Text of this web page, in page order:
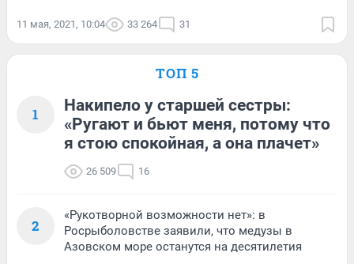
11 мая, 2021, 10:04 33 264 31
ТОП 5
1
Накипело у старшей сестры:
«Ругают и бьют меня, потому что
я стою спокойная, а она плачет»
26 509 16
2
«Рукотворной возможности нет»: в
Росрыболовстве заявили, что медузы в
Азовском море останутся на десятилетия